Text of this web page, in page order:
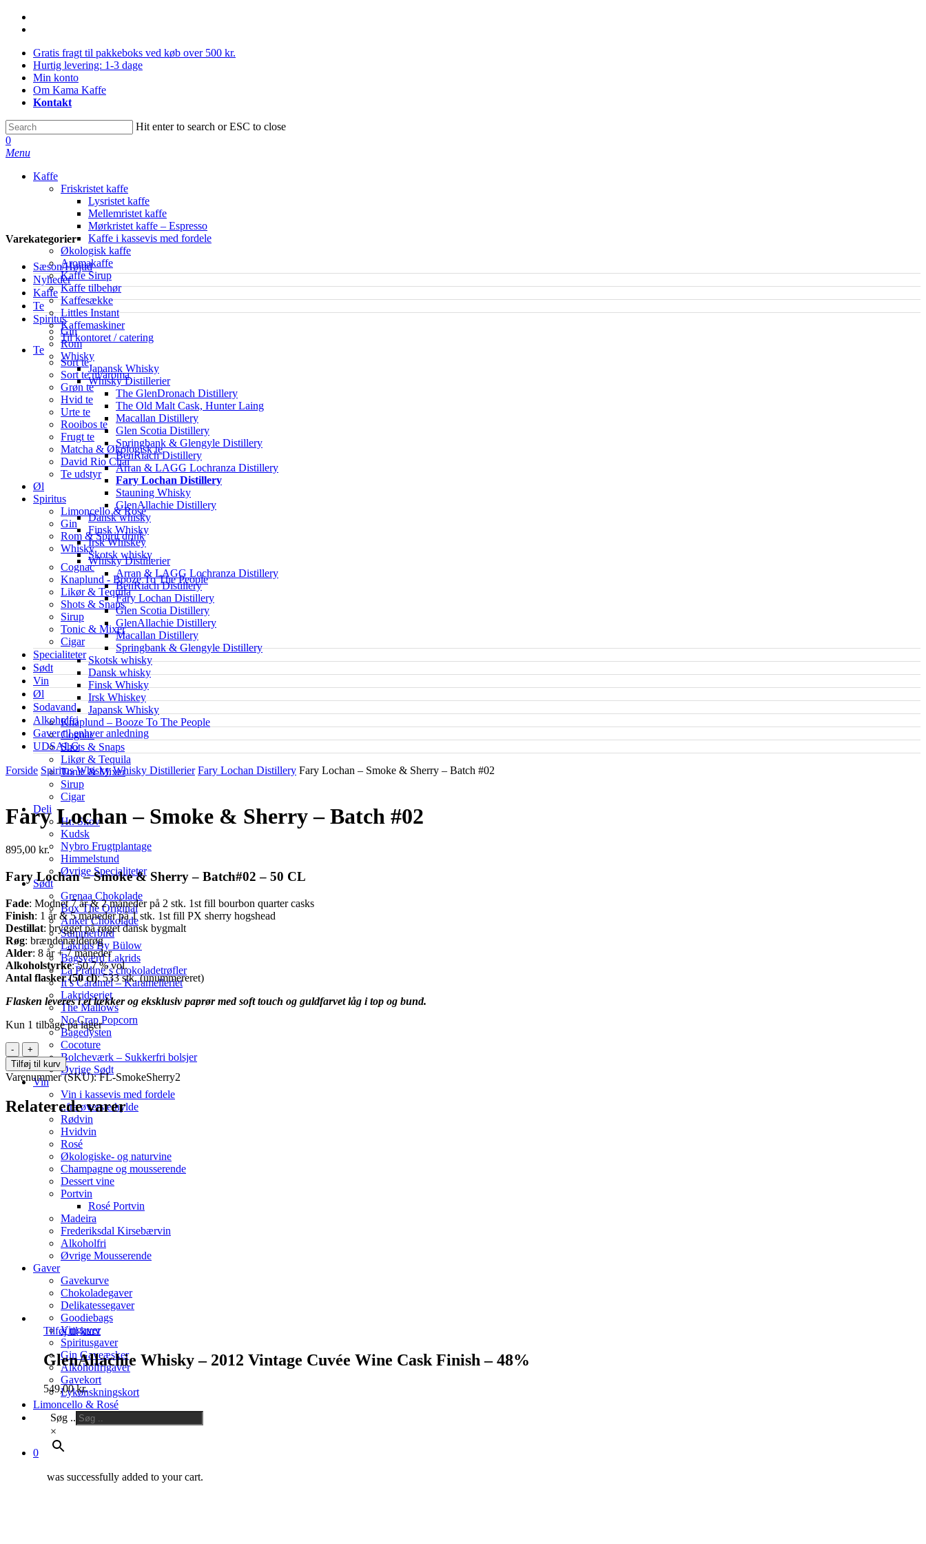
Skip
contentGratis fragt til pakkeboks ved køb over 500 kr.
Hurtig levering: 1-3 dage
Min konto
Om Kama Kaffe
Kontakt
Hit enter to search or ESC to close
Close
Search
0
Menu
Kaffe
Friskristet kaffe
Lysristet kaffe
Mellemristet kaffe
Mørkristet kaffe – Espresso
Kaffe i kassevis med fordele
Økologisk kaffe
Aromakaffe
Kaffe Sirup
Kaffe tilbehør
Kaffesække
Littles Instant
Kaffemaskiner
Til kontoret / catering
Te
Sort te
Sort te m/aroma
Grøn te
Hvid te
Urte te
Rooibos te
Frugt te
Matcha & Økologisk te
David Rio Chai
Te udstyr
Øl
Spiritus
Limoncello & Rosé
Gin
Rom & Spirit drink
Whisky
Whisky Distillerier
Arran & LAGG Lochranza Distillery
BenRiach Distillery
Fary Lochan Distillery
Glen Scotia Distillery
GlenAllachie Distillery
Macallan Distillery
Springbank & Glengyle Distillery
Skotsk whisky
Dansk whisky
Finsk Whisky
Irsk Whiskey
Japansk Whisky
Knaplund – Booze To The People
Cognac
Shots & Snaps
Likør & Tequila
Tonic & Mixer
Sirup
Cigar
Deli
Hr. Skov
Kudsk
Nybro Frugtplantage
Himmelstund
Øvrige Specialiteter
Sødt
Grenaa Chokolade
Box The Original
Anker Chokolade
Summerbird
Lakrids By Bülow
Bagsværd Lakrids
La Praline´s chokoladetrøfler
It’s Caramel – Karamelleriet
Lakridseriet
The Mallows
No Crap Popcorn
Bagedysten
Cocoture
Bolcheværk – Sukkerfri bolsjer
Øvrige Sødt
Vin
Vin i kassevis med fordele
..fra øverste hylde
Rødvin
Hvidvin
Rosé
Økologiske- og naturvine
Champagne og mousserende
Dessert vine
Portvin
Rosé Portvin
Madeira
Frederiksdal Kirsebærvin
Alkoholfri
Øvrige Mousserende
Gaver
Gavekurve
Chokoladegaver
Delikatessegaver
Goodiebags
Vingaver
Spiritusgaver
Gin Gaveæsker
Alkoholfrigaver
Gavekort
Lykønskningskort
Limoncello & Rosé
Søg ..
×
0
was successfully added to your cart.
Varekategorier
Sæson/Højtid
Nyheder
Kaffe
Te
Spiritus
Gin
Rom
Whisky
Japansk Whisky
Whisky Distillerier
The GlenDronach Distillery
The Old Malt Cask, Hunter Laing
Macallan Distillery
Glen Scotia Distillery
Springbank & Glengyle Distillery
BenRiach Distillery
Arran & LAGG Lochranza Distillery
Fary Lochan Distillery
Stauning Whisky
GlenAllachie Distillery
Dansk whisky
Finsk Whisky
Irsk Whiskey
Skotsk whisky
Cognac
Knaplund - Booze To The People
Likør & Tequila
Shots & Snaps
Sirup
Tonic & Mixer
Cigar
Specialiteter
Sødt
Vin
Øl
Sodavand
Alkoholfri
Gaver til enhver anledning
UDSALG
Forside Spiritus Whisky Whisky Distillerier Fary Lochan Distillery Fary Lochan – Smoke & Sherry – Batch #02
Fary Lochan – Smoke & Sherry – Batch #02
895,00 kr.
Fary Lochan – Smoke & Sherry – Batch#02 – 50 CL
Fade: Modnet 7 år & 2 måneder på 2 stk. 1st fill bourbon quarter casks
Finish: 1 år & 5 måneder på 1 stk. 1st fill PX sherry hogshead
Destillat: brygget på røget dansk bygmalt
Røg: brændenælderøg
Alder: 8 år + 7 måneder
Alkoholstyrke: 50,7 % vol.
Antal flasker (50 cl): 533 stk. (unummereret)
Flasken leveres i et lækker og eksklusiv paprør med soft touch og guldfarvet låg i top og bund.
Kun 1 tilbage på lager
Fary
Lochan
-
Smoke
Sherry
Tilføj til kurv
Varenummer (SKU):FL-SmokeSherry2
Relaterede varer
Tilføj til kurv
GlenAllachie Whisky – 2012 Vintage Cuvée Wine Cask Finish – 48%
549,00kr.